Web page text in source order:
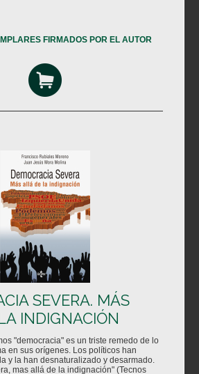
FIRMADOS POR EL AUTOR
SEVERA. MÁS
INDIGNACIÓN
"democracia" es un triste remedo de lo
en sus orígenes. Los políticos han
y la han desnaturalizado y desarmado.
mas allá de la indignación" (Tecnos